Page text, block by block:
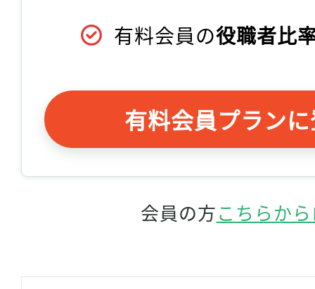
有料会員の役職者比
有料会員プラン
会員の方こちらか